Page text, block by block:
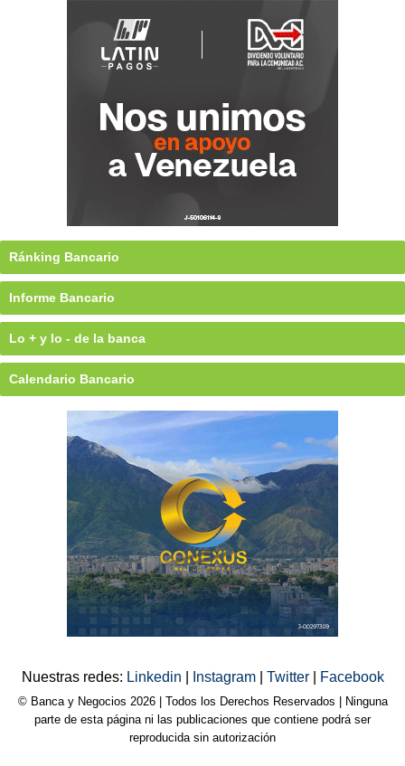
Ránking Bancario
Informe Bancario
Lo + y lo - de la banca
Calendario Bancario
Nuestras redes: Linkedin Instagram Twitter Facebook
© Banca y Negocios 2026 | Todos los Derechos Reservados | Ninguna
parte de esta página ni las publicaciones que contiene podrá ser
reproducida sin autorización